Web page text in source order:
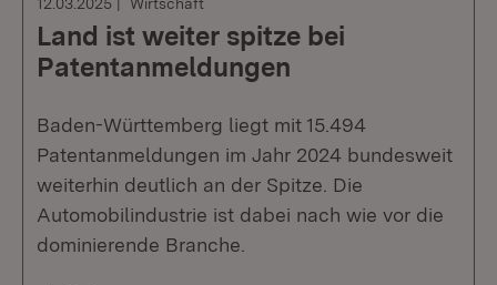
Land ist weiter spitze bei
Patentanmeldungen
Baden-Württemberg liegt mit 15.494
Patentanmeldungen im Jahr 2024 bundesweit
weiterhin deutlich an der Spitze. Die
Automobilindustrie ist dabei nach wie vor die
dominierende Branche.